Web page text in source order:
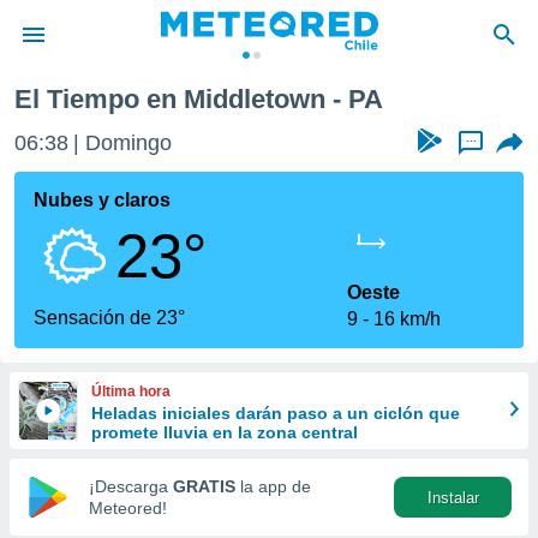
de
por
que se
calidad.
a este
las
y
forma
digital
basada
El Tiempo en Middletown - PA
06:38 Domingo ...
Nubes y claros
23°
Sensación de 23°
Oeste
9
16 km/h
Última hora
Heladas iniciales darán paso a un ciclón que
promete lluvia en la zona central
¡Descarga GRATIS la app de
Meteored!
Instalar